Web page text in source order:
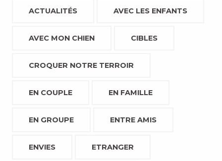
ACTUALITÉS AVEC LES ENFANTS
AVEC MON CHIEN CIBLES
CROQUER NOTRE TERROIR
EN COUPLE EN FAMILLE
EN GROUPE ENTRE AMIS
ENVIES ETRANGER